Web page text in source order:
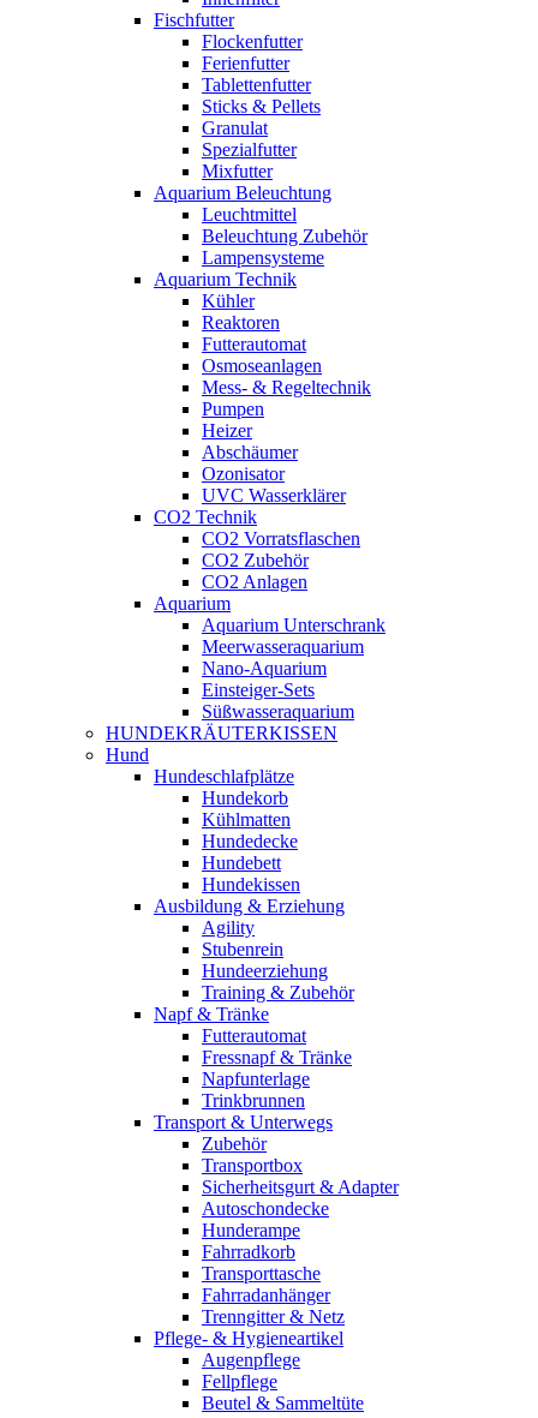
Fischfutter
Flockenfutter
Ferienfutter
Tablettenfutter
Sticks & Pellets
Granulat
Spezialfutter
Mixfutter
Aquarium Beleuchtung
Leuchtmittel
Beleuchtung Zubehör
Lampensysteme
Aquarium Technik
Kühler
Reaktoren
Futterautomat
Osmoseanlagen
Mess- & Regeltechnik
Pumpen
Heizer
Abschäumer
Ozonisator
UVC Wasserklärer
CO2 Technik
CO2 Vorratsflaschen
CO2 Zubehör
CO2 Anlagen
Aquarium
Aquarium Unterschrank
Meerwasseraquarium
Nano-Aquarium
Einsteiger-Sets
Süßwasseraquarium
HUNDEKRÄUTERKISSEN
Hund
Hundeschlafplätze
Hundekorb
Kühlmatten
Hundedecke
Hundebett
Hundekissen
Ausbildung & Erziehung
Agility
Stubenrein
Hundeerziehung
Training & Zubehör
Napf & Tränke
Futterautomat
Fressnapf & Tränke
Napfunterlage
Trinkbrunnen
Transport & Unterwegs
Zubehör
Transportbox
Sicherheitsgurt & Adapter
Autoschondecke
Hunderampe
Fahrradkorb
Transporttasche
Fahrradanhänger
Trenngitter & Netz
Pflege- & Hygieneartikel
Augenpflege
Fellpflege
Beutel & Sammeltüte